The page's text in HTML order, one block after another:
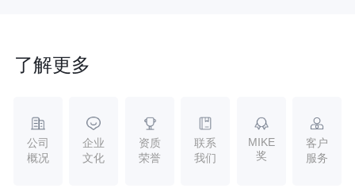
了解更多
公司
概况
企业
文化
资质
荣誉
联系
我们
MIKE
奖
客户
服务